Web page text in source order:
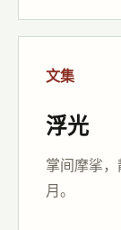
文集
浮光
掌间摩挲
月。